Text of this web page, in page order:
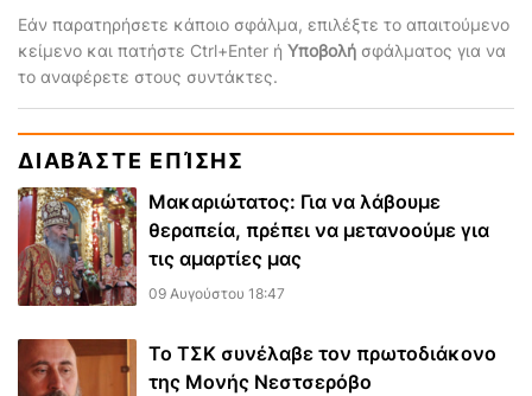
Εάν παρατηρήσετε κάποιο σφάλμα, επιλέξτε το απαιτούμενο
κείμενο και πατήστε Ctrl+Enter ή Υποβολή σφάλματος για να
το αναφέρετε στους συντάκτες.
ΔΙΑΒΆΣΤΕ ΕΠΊΣΗΣ
Μακαριώτατος: Για να λάβουμε
θεραπεία, πρέπει να μετανοούμε για
τις αμαρτίες μας
09 Αυγούστου 18:47
Το ΤΣΚ συνέλαβε τον πρωτοδιάκονο
της Μονής Νεστσερόβο